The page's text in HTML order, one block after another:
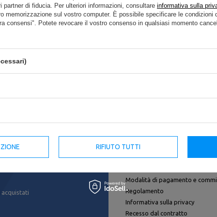
a specificare parametri più precisi. Utilizza del motore di ricerca
un prodotto che non abbiamo
nostro negozio, puoi utilizzare un apposito modulo e inviarci una
Regolamenti
Modalità di pagamento e
Regolamento
Informativa sulla privacy
Recesso dal contratto
partner di fiducia. Per ulteriori informazioni, consultare informativa sulla
memorizzazione sul vostro computer. È possibile specificare le condizioni
consensi". Potete revocare il vostro consenso in qualsiasi momento
RIFIUTO TUTTI